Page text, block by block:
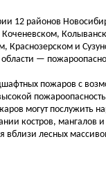
12 районов
и
—
пожаров с
могут послужить
костров, мангалов
вблизи лесных